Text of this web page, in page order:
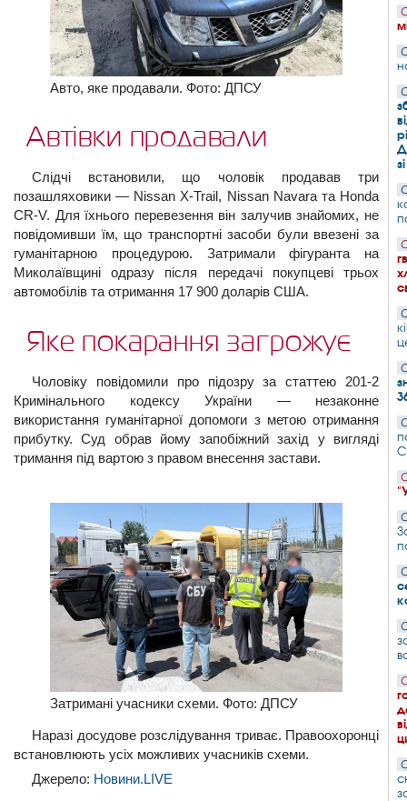
Авто, яке продавали. Фото: ДПСУ
Автівки продавали
Слідчі встановили, що чоловік продавав три
позашляховики — Nissan X-Trail, Nissan Navara та Honda
CR-V. Для їхнього перевезення він залучив знайомих, не
повідомивши їм, що транспортні засоби були ввезені за
гуманітарною процедурою. Затримали фігуранта на
Миколаївщині одразу після передачі покупцеві трьох
автомобілів та отримання 17 900 доларів США.
Яке покарання загрожує
Чоловіку повідомили про підозру за статтею 201-2
Кримінального кодексу України — незаконне
використання гуманітарної допомоги з метою отримання
прибутку. Суд обрав йому запобіжний захід у вигляді
тримання під вартою з правом внесення застави.
Затримані учасники схеми. Фото: ДПСУ
Наразі досудове розслідування триває. Правоохоронці
встановлюють усіх можливих учасників схеми.
Джерело: Новини.LIVE